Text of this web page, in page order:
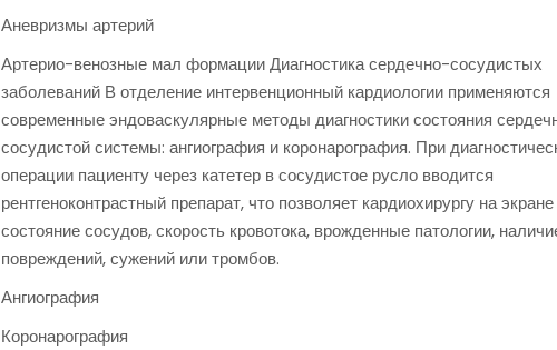
Аневризмы артерий
Артерио-венозные мал формации Диагностика сердечно-сосудистых
заболеваний В отделение интервенционный кардиологии применяются
современные эндоваскулярные методы диагностики состояния
сосудистой системы: ангиография и коронарография. При
операции пациенту через катетер в сосудистое русло вводится
рентгеноконтрастный препарат, что позволяет кардиохирургу на
состояние сосудов, скорость кровотока, врожденные патологии,
повреждений, сужений или тромбов.
Ангиография
Коронарография